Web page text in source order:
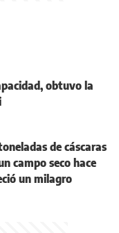
obtuvo la
de cáscaras
campo seco hace
un milagro